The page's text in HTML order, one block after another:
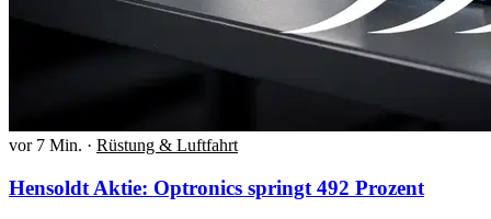
vor 7 Min. · Rüstung & Luftfahrt
Hensoldt Aktie: Optronics springt 492 Prozent